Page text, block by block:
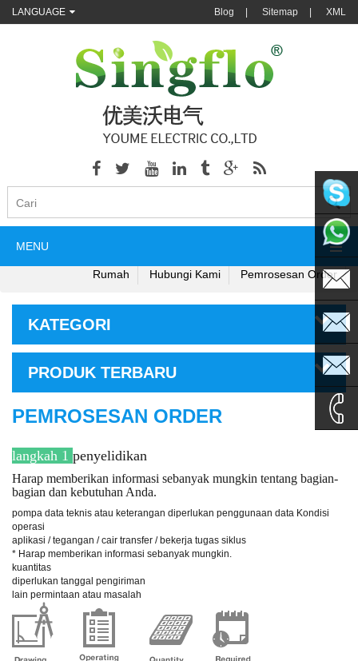
LANGUAGE Blog Sitemap XML
MENU
Rumah Hubungi Kami Pemrosesan Order
KATEGORI
PRODUK TERBARU
PEMROSESAN ORDER
langkah 1 penyelidikan
Harap memberikan informasi sebanyak mungkin tentang bagian-
bagian dan kebutuhan Anda.
pompa data teknis atau keterangan diperlukan penggunaan data Kondisi
operasi
aplikasi / tegangan / cair transfer / bekerja tugas siklus
* Harap memberikan informasi sebanyak mungkin.
kuantitas
diperlukan tanggal pengiriman
lain permintaan atau masalah